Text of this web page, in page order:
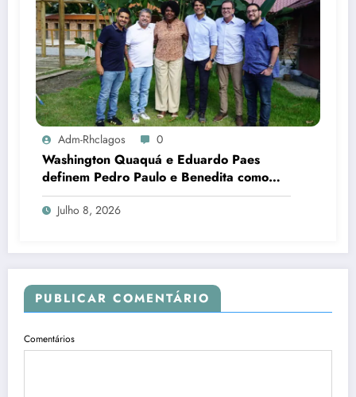
Adm-Rhclagos 0
Washington Quaquá e Eduardo Paes
definem Pedro Paulo e Benedita como
candidatos ao Senado no Rio
Julho 8, 2026
PUBLICAR COMENTÁRIO
Comentários